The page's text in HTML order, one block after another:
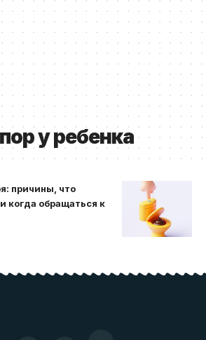
у ребенка
причины, что
когда обращаться к